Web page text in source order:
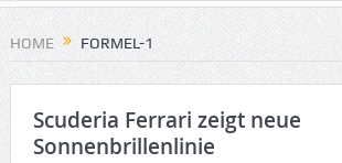
HOME FORMEL-1
Scuderia Ferrari zeigt neue
Sonnenbrillenlinie